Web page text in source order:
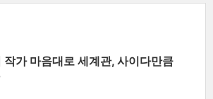
작가 마음대로 세계관, 사이다만큼